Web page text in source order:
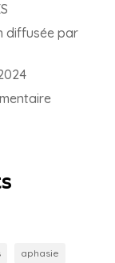
diffusée par
aphasie